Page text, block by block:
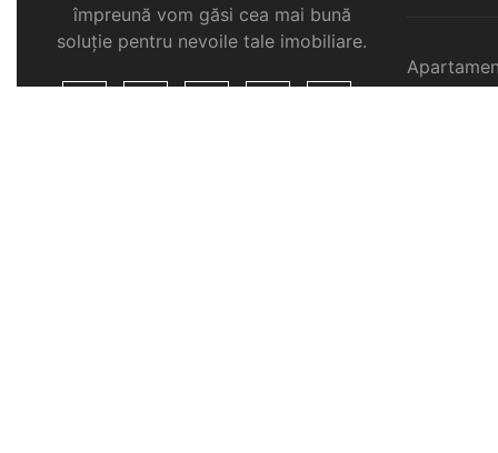
împreună vom găsi cea mai bună
soluție pentru nevoile tale imobiliare.